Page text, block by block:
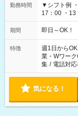
勤務時間
▼シフト例
17：00 ・13：
仕事により
期間 即日～OK
特徴 週1日からOK
業・Wワー
集 / 電話対応
気になる！